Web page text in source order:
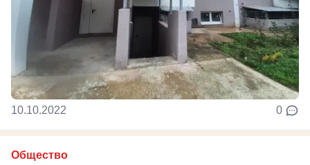
10.10.2022 0
Общество